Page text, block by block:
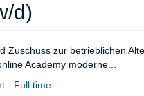
d)
Zuschuss zur betrieblichen
Academy moderne...
- Full time